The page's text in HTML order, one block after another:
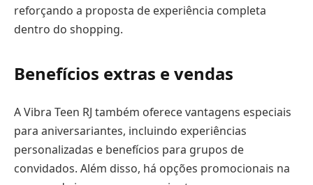
reforçando a proposta de experiência completa
dentro do shopping.
Benefícios extras e vendas
A Vibra Teen RJ também oferece vantagens especiais
para aniversariantes, incluindo experiências
personalizadas e benefícios para grupos de
convidados. Além disso, há opções promocionais na